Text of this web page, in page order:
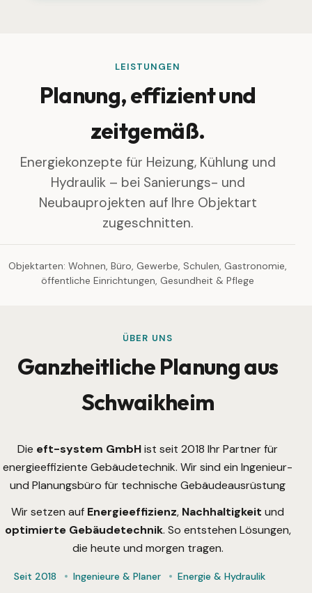
LEISTUNGEN
Planung, effizient und
zeitgemäß.
Energiekonzepte für Heizung, Kühlung und
Hydraulik – bei Sanierungs- und
Neubauprojekten auf Ihre Objektart
zugeschnitten.
Objektarten: Wohnen, Büro, Gewerbe, Schulen, Gastronomie,
öffentliche Einrichtungen, Gesundheit & Pflege
ÜBER UNS
Ganzheitliche Planung aus
Schwaikheim
Die eft-system GmbHist seit 2018 Ihr Partner für
energieeffiziente Gebäudetechnik. Wir sind ein Ingenieur-
und Planungsbüro für technische Gebäudeausrüstung
Wir setzen auf Energieeffizienz, Nachhaltigkeit und
optimierte Gebäudetechnik. So entstehen Lösungen,
die heute und morgen tragen.
Seit 2018 Ingenieure & Planer Energie & Hydraulik